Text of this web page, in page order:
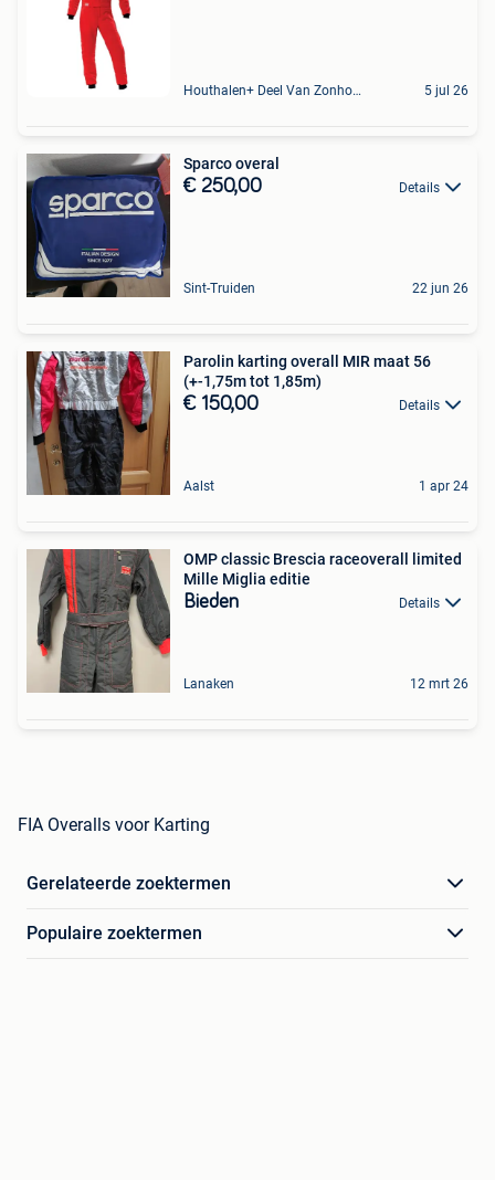
Houthalen+ Deel Van Zonhoven En Zolder 5 jul 26
Sparco overal
€ 250,00 Details
Sint-Truiden 22 jun 26
Parolin karting overall MIR maat 56
(+-1,75m tot 1,85m)
€ 150,00 Details
Aalst 1 apr 24
OMP classic Brescia raceoverall limited
Mille Miglia editie
Bieden Details
Lanaken 12 mrt 26
FIA Overalls voor Karting
Gerelateerde zoektermen
Populaire zoektermen